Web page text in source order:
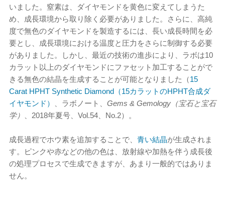
いました。窒素は、ダイヤモンドを黄色に変えてしまうた
め、成長環境から取り除く必要がありました。さらに、高純
度で無色のダイヤモンドを製造するには、長い成長時間を必
要とし、成長環境における温度と圧力をさらに制御する必要
がありました。しかし、最近の技術の進歩により、ラボは10
カラット以上のダイヤモンドにファセット加工することがで
きる無色の結晶を生成することが可能となりました（15
Carat HPHT Synthetic Diamond（15カラットのHPHT合成ダ
イヤモンド）
、ラボノート、 Gems & Gemology（宝石と宝石
学）
、2018年夏号、Vol.54、No.2）。
成長過程でホウ素を追加することで、 青い結晶が生成されま
す。ピンクや赤などの他の色は、放射線や加熱を伴う成長後
の処理プロセスで生成できますが、あまり一般的ではありま
せん。